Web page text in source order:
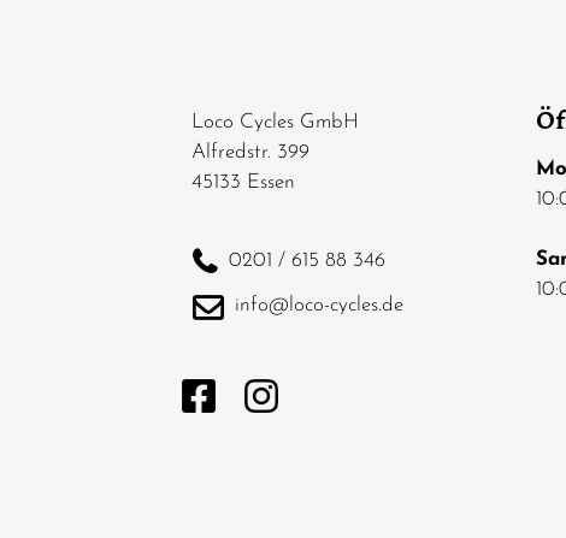
Loco Cycles GmbH
Alfredstr. 399
45133 Essen
0201 / 615 88 346
info@loco-cycles.de